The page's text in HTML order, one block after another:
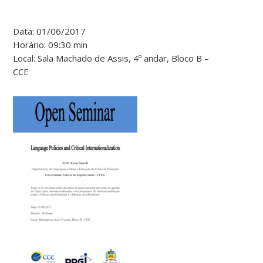
Data: 01/06/2017
Horário: 09:30 min
Local: Sala Machado de Assis, 4º andar, Bloco B –
CCE